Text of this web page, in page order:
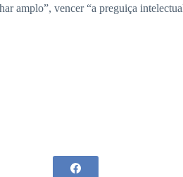
amplo”, vencer “a preguiça